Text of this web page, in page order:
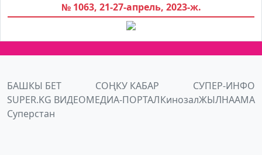
№ 1063, 21-27-апрель, 2023-ж.
БАШКЫ БЕТ СОҢКУ КАБАР
СУПЕР-ИНФО
SUPER.KG ВИДЕОМЕДИА-ПОРТАЛКинозалЖЫЛНААМА
Суперстан